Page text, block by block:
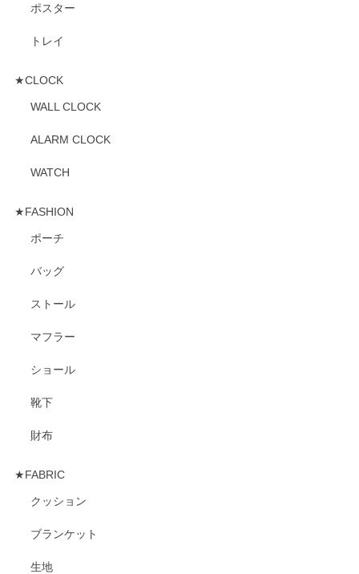
ポスター
トレイ
★CLOCK
WALL CLOCK
ALARM CLOCK
WATCH
★FASHION
ポーチ
バッグ
ストール
マフラー
ショール
靴下
財布
★FABRIC
クッション
ブランケット
生地